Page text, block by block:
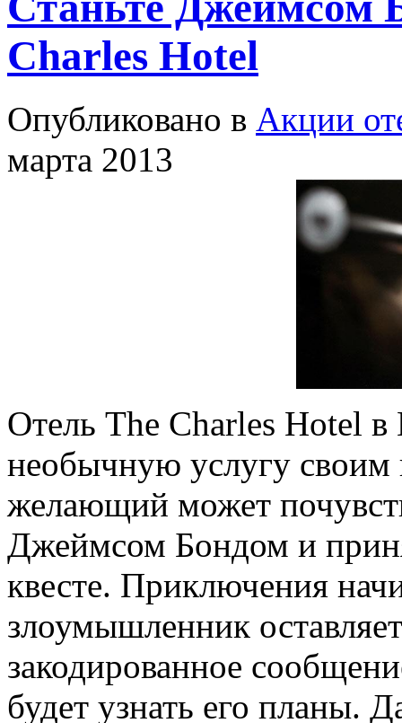
Charles Hotel
Опубликовано в Акции
марта 2013
Отель The Charles Hotel
необычную услугу
желающий может
Джеймсом Бондом и
квесте. Приключения
злоумышленник
закодированное
будет узнать его планы.